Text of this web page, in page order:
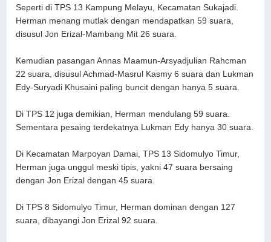
Seperti di TPS 13 Kampung Melayu, Kecamatan Sukajadi.
Herman menang mutlak dengan mendapatkan 59 suara,
disusul Jon Erizal-Mambang Mit 26 suara.
Kemudian pasangan Annas Maamun-Arsyadjulian Rahcman
22 suara, disusul Achmad-Masrul Kasmy 6 suara dan Lukman
Edy-Suryadi Khusaini paling buncit dengan hanya 5 suara.
Di TPS 12 juga demikian, Herman mendulang 59 suara.
Sementara pesaing terdekatnya Lukman Edy hanya 30 suara.
Di Kecamatan Marpoyan Damai, TPS 13 Sidomulyo Timur,
Herman juga unggul meski tipis, yakni 47 suara bersaing
dengan Jon Erizal dengan 45 suara.
Di TPS 8 Sidomulyo Timur, Herman dominan dengan 127
suara, dibayangi Jon Erizal 92 suara.